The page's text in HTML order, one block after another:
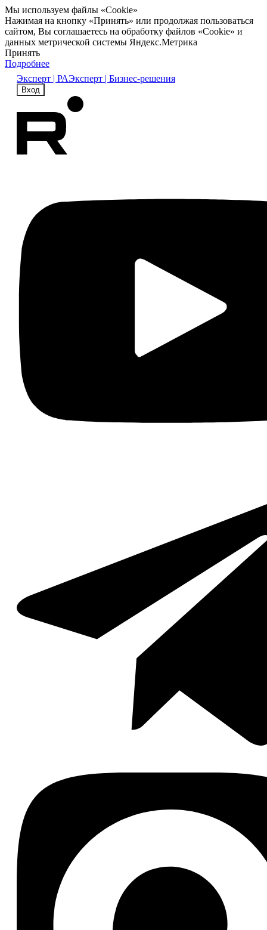
Мы используем файлы «Cookie»
Нажимая на кнопку «Принять» или продолжая пользоваться
сайтом, Вы соглашаетесь на обработку файлов «Cookie» и
данных метрической системы Яндекс.Метрика
Принять
Подробнее
Эксперт | РАЭксперт | Бизнес-решения
Вход